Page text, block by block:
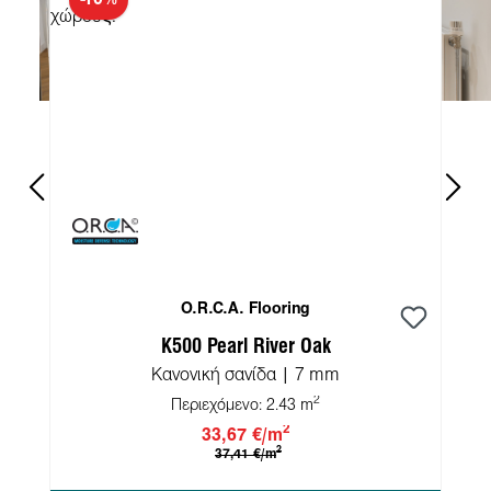
O.R.C.A. Flooring
K500 Pearl River Oak
Κανονική σανίδα | 7 mm
Περιεχόμενο: 2.43 m2
33,67 €/m2
37,41 €/m2